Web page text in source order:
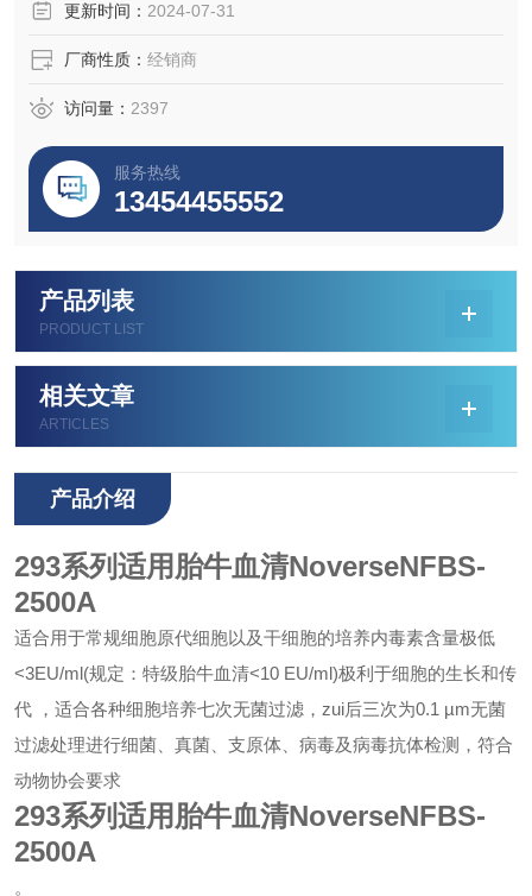
81;m无菌过
更新时间： 2024-07-31
厂商性质： 经销商
访问量： 2397
服务热线
13454455552
产品列表
PRODUCT LIST
相关文章
ARTICLES
产品介绍
293系列适用胎牛血清NoverseNFBS-
2500A
适合用于常规细胞原代细胞以及干细胞的培养内毒素含量极低
<3EU/ml(规定：特级胎牛血清<10 EU/ml)极利于细胞的生长和传
代 ，适合各种细胞培养七次无菌过滤，zui后三次为0.1 µm无菌
过滤处理进行细菌、真菌、支原体、病毒及病毒抗体检测，符合
动物协会要求
293系列适用胎牛血清NoverseNFBS-
2500A
。